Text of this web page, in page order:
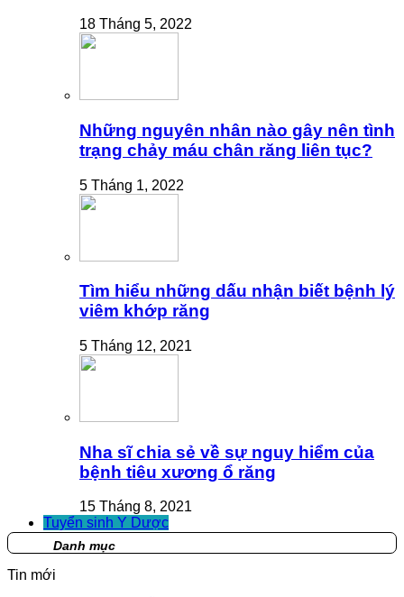
18 Tháng 5, 2022
Những nguyên nhân nào gây nên tình
trạng chảy máu chân răng liên tục?
5 Tháng 1, 2022
Tìm hiểu những dấu nhận biết bệnh lý
viêm khớp răng
5 Tháng 12, 2021
Nha sĩ chia sẻ về sự nguy hiểm của
bệnh tiêu xương ổ răng
15 Tháng 8, 2021
Tuyển sinh Y Dược
Danh mục
Tin mới